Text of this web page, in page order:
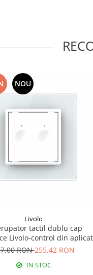
NOU
Livolo
tactil dublu cap
Livolo-control din
mobila
RON255,42 RON
IN STOC